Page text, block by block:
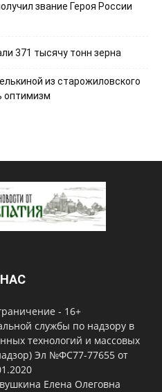
звание Героя России
371 тысячу тонн зерна
из старожиловского
оптимизм
- 16+
службы по надзору в
технологий и массовых
Эл №ФС77-77655 от
Елена Олеговна